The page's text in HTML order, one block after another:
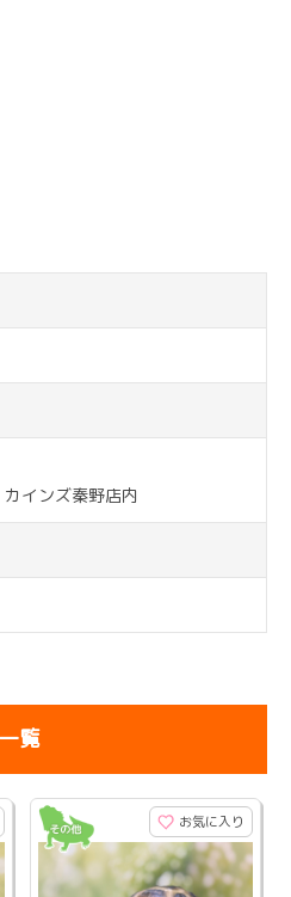
インズ秦野店内
覧
お気に入り